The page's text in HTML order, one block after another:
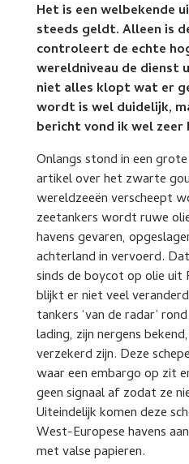
Het is een welbekende
steeds geldt. Alleen is
controleert de echte
wereldniveau de dienst
niet alles klopt wat er
wordt is wel duidelijk,
bericht vond ik wel zeer
Onlangs stond in een
artikel over het zwarte
wereldzeeën verscheept
zeetankers wordt ruwe
havens gevaren,
achterland in vervoerd.
sinds de boycot op olie uit
blijkt er niet veel
tankers ‘van de radar’
lading, zijn nergens
verzekerd zijn. Deze
waar een embargo op zit
geen signaal af zodat ze
Uiteindelijk komen deze
West-Europese havens
met valse papieren.